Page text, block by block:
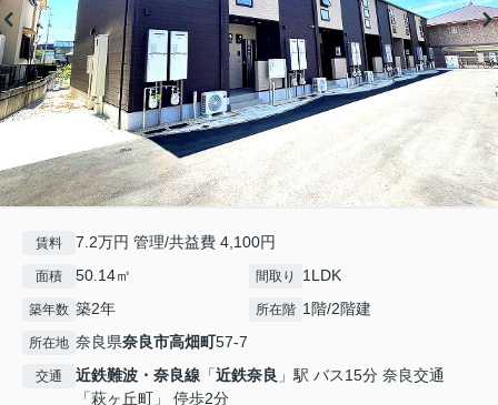
賃料 7.2万円 管理/共益費 4,100円
面積 50.14㎡ 間取り 1LDK
築年数 築2年 所在階 1階/2階建
所在地 奈良県奈良市高畑町57-7
交通 近鉄難波・奈良線 「近鉄奈良 」駅 バス15分 奈良交通
「萩ヶ丘町」 停歩2分